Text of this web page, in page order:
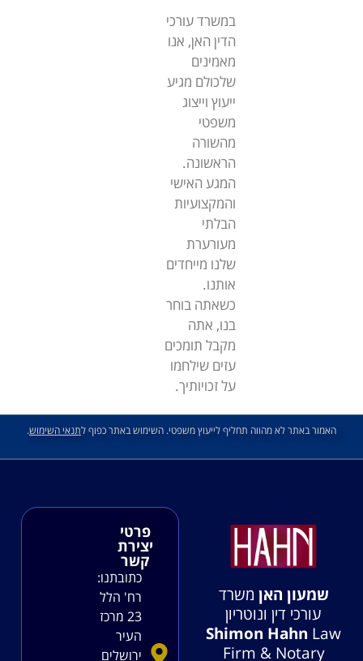
במשרד עורכי
הדין האן, אנו
מאמינים
שלכולם מגיע
ייעוץ וייצוג
משפטי
מהשורה
הראשונה.
המגע האישי
והמקצועיות
הבלתי
מעורערת
שלנו מייחדים
אותנו.
כשאתה בוחר
בנו, אתה
מקבל תומכים
עזים שילחמו
על זכויותיך.
האמור באתר לא מהווה תחליף לייעוץ משפטי. השימוש באתר כפוף לתנאי השימוש.
שמעון האן משרד
עורכי דין ונוטריון
Shimon Hahn Law
Firm & Notary
פרטי
יצירת
קשר
כתובתנו:
רח' הלל
23 מרכז
העיר
ירושלים